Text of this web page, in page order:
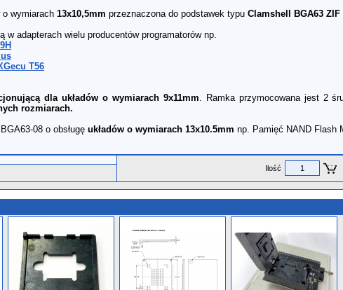
wymiarach 13x10,5mm przeznaczona do podstawek typu Clamshell BGA63 ZIF
adapterach wielu producentów programatorów np.
T56
dla układów o wymiarach 9x11mm. Ramka przymocowana jest 2
rozmiarach.
08 o obsługę układów o wymiarach 13x10.5mm np. Pamięć NAND Flash
Ilość